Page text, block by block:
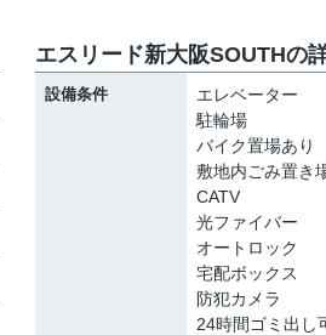
エスリード新大阪SOUTHの
設備条件
エレベーター
駐輪場
バイク置場あり
敷地内ごみ置き
CATV
光ファイバー
オートロック
宅配ボックス
防犯カメラ
24時間ゴミ出し